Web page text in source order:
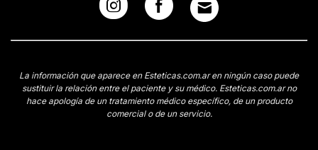
La información que aparece en Esteticas.com.ar en ningún caso puede
sustituir la relación entre el paciente y su médico. Esteticas.com.ar no
hace apología de un tratamiento médico específico, de un producto
comercial o de un servicio.